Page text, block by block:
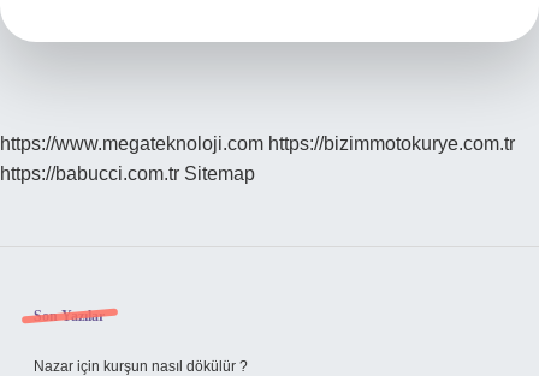
https://www.megateknoloji.com https://bizimmotokurye.com.tr
https://babucci.com.tr Sitemap
Sidebar
Son Yazılar
Nazar için kurşun nasıl dökülür ?